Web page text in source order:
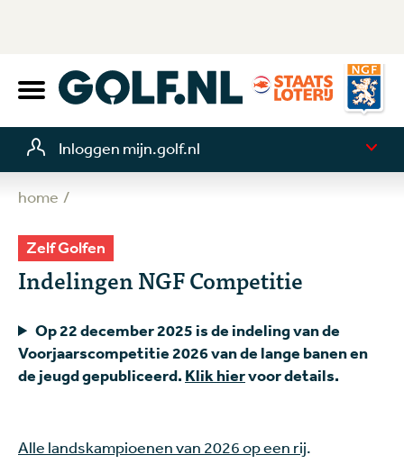
Inloggen mijn.golf.nl
home
Zelf Golfen
Indelingen NGF Competitie
Op 22 december 2025 is de indeling van de
Voorjaarscompetitie 2026 van de lange banen en
de jeugd gepubliceerd. Klik hiervoor details.
Alle landskampioenen van 2026 op een rij.